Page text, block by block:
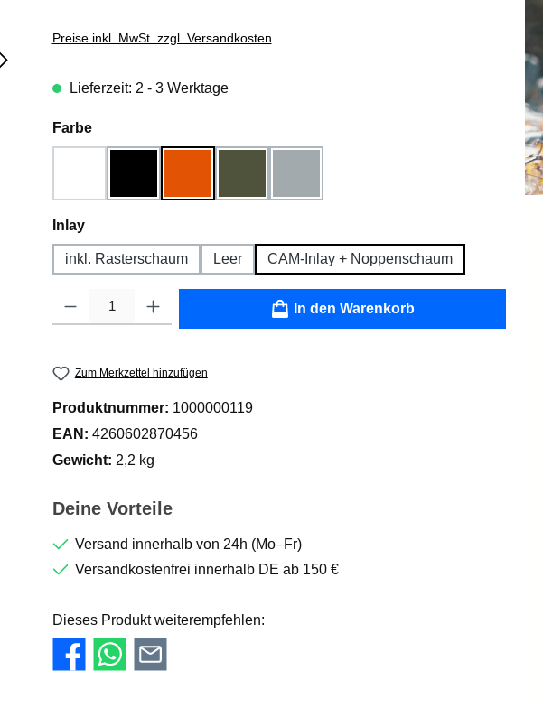
Preise inkl. MwSt. zzgl. Versandkosten
Lieferzeit: 2 - 3 Werktage
Farbeauswählen
Inlayauswählen
inkl. Rasterschaum Leer CAM-Inlay + Noppenschaum
Produkt Anzahl: Gib den gewünschten Wert ein oder benutze die Schaltflächen um
In den Warenkorb
Zum Merkzettel hinzufügen
Produktnummer: 1000000119
EAN: 4260602870456
Gewicht: 2,2 kg
Deine Vorteile
Versand innerhalb von 24h (Mo–Fr)
Versandkostenfrei innerhalb DE ab 150 €
Dieses Produkt weiterempfehlen: